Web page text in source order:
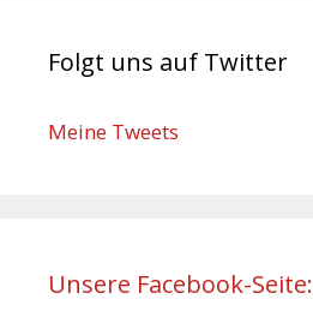
Folgt uns auf Twitter
Meine Tweets
Unsere Facebook-Seite: